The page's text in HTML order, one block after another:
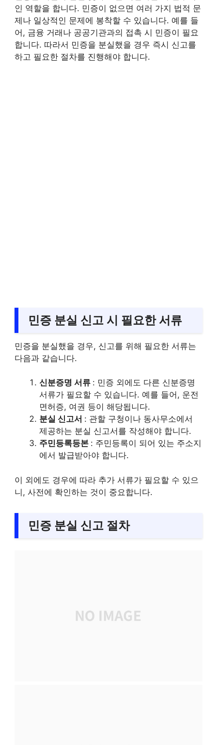
인 역할을 합니다. 민증이 없으면 여러 가지 법적 문
제나 일상적인 문제에 봉착할 수 있습니다. 예를 들
어, 금융 거래나 공공기관과의 접촉 시 민증이 필요
합니다. 따라서 민증을 분실했을 경우 즉시 신고를
하고 필요한 절차를 진행해야 합니다.
민증 분실 신고 시 필요한 서류
민증을 분실했을 경우, 신고를 위해 필요한 서류는
다음과 같습니다.
신분증명 서류 : 민증 외에도 다른 신분증명
서류가 필요할 수 있습니다. 예를 들어, 운전
면허증, 여권 등이 해당됩니다.
분실 신고서 : 관할 구청이나 동사무소에서
제공하는 분실 신고서를 작성해야 합니다.
주민등록등본 : 주민등록이 되어 있는 주소지
에서 발급받아야 합니다.
이 외에도 경우에 따라 추가 서류가 필요할 수 있으
니, 사전에 확인하는 것이 중요합니다.
민증 분실 신고 절차